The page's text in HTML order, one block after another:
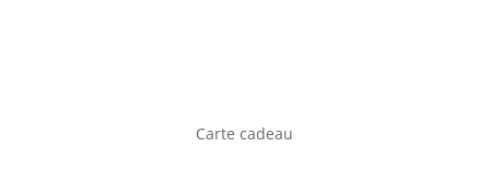
Carte cadeau